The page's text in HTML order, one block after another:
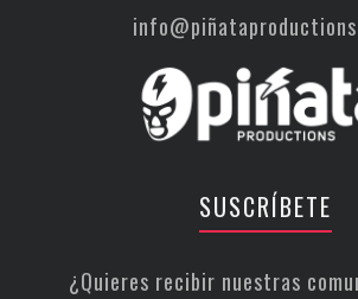
SUSCRÍBETE
¿Quieres recibir nuestras